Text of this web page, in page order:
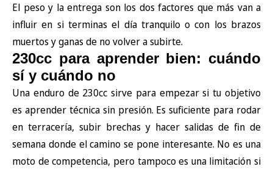
El peso y la entrega son los dos factores que más van a
influir en si terminas el día tranquilo o con los brazos
muertos y ganas de no volver a subirte.
230cc para aprender bien: cuándo
sí y cuándo no
Una enduro de 230cc sirve para empezar si tu objetivo
es aprender técnica sin presión. Es suficiente para rodar
en terracería, subir brechas y hacer salidas de fin de
semana donde el camino se pone interesante. No es una
moto de competencia, pero tampoco es una limitación si